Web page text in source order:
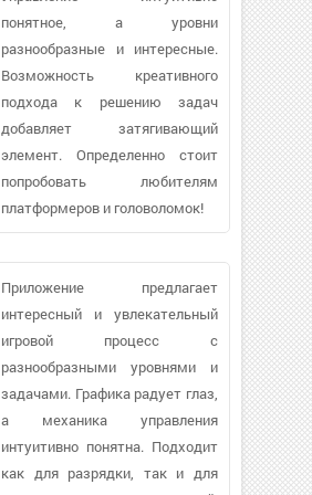
понятное, а уровни
разнообразные и интересные.
Возможность креативного
подхода к решению задач
добавляет затягивающий
элемент. Определенно стоит
попробовать любителям
платформеров и головоломок!
Приложение предлагает
интересный и увлекательный
игровой процесс с
разнообразными уровнями и
задачами. Графика радует глаз,
а механика управления
интуитивно понятна. Подходит
как для разрядки, так и для